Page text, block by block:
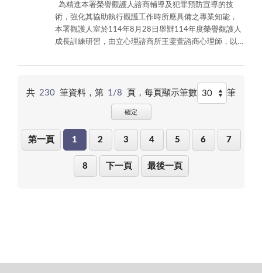
提醒不當言
行可能造成
社會恐慌且
須負擔法律
緒與壓力管
理，學習自
免因一時失
控而觸法或
活環境。
力量。 此外，洪榮甫主任檢察官宣布，未來黃惠欣
主任檢察官將接任，並延續推動修復式司法的發展，進
一步深化司法實務的多元化與人性化。本署強調，修復
式司法在促進家庭和解及社會和諧方面發揮了積極作
修復案例，從而進一步提升司法體系的人文關懷與實效
為精進本署榮譽觀護人諮商輔導及犯罪預防宣導的技
術，強化其協助執行觀護工作時所應具備之專業知能，
本署觀護人室於114年8月28日舉辦114年度榮譽觀護人
成長訓練研習，由立心理諮商所王雯萱諮商心理師，以
邀請宜蘭縣渡安居女性關懷協會李貞遉執行長及國立臺
分享幫助深陷毒癮女性戒癮並復歸社會的經驗，期能提
升榮譽觀護人輔導毒品案受保護管束人之品質與效益。
此外，本署觀護人室亦安排榮譽觀護人參訪宜蘭地方法
院，除了透過旁聽法庭、宣傳國民法官制度，增進榮譽
觀護人的司法實務知識，宜蘭地方法院更請講師焦點式
探討嚴重破壞司法公信力之詐騙型態-「司法黃牛」，向
榮譽觀護人剖析各式司法黃牛案例以及識別司法黃牛之
方法，使榮譽觀護人在輔導個案過程中能向個案宣導正
面對毒品及詐欺犯受保護管束人的實務應對能力，也進
共 230 筆資料，第 1/8 頁， 每頁顯示筆數 筆
確定
第一頁 1 2 3 4 5 6 7
8 下一頁 最後一頁